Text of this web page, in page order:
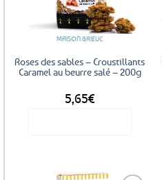
MAISON BRIEUC
Roses des sables – Croustillants
Caramel au beurre salé – 200g
5,65€